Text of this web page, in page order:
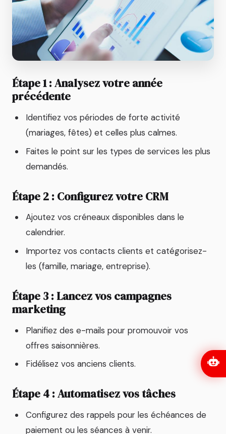
Étape 1 : Analysez votre année
précédente
Identifiez vos périodes de forte activité
(mariages, fêtes) et celles plus calmes.
Faites le point sur les types de services les plus
demandés.
Étape 2 : Configurez votre CRM
Ajoutez vos créneaux disponibles dans le
calendrier.
Importez vos contacts clients et catégorisez-
les (famille, mariage, entreprise).
Étape 3 : Lancez vos campagnes
marketing
Planifiez des e-mails pour promouvoir vos
offres saisonnières.
Fidélisez vos anciens clients.
Étape 4 : Automatisez vos tâches
Configurez des rappels pour les échéances de
paiement ou les séances à venir.